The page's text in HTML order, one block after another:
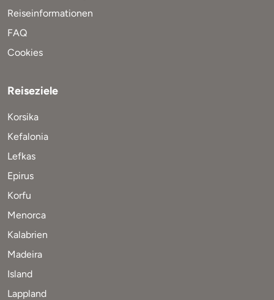
Reiseinformationen
FAQ
Cookies
Reiseziele
Korsika
Kefalonia
Lefkas
Epirus
Korfu
Menorca
Kalabrien
Madeira
Island
Lappland